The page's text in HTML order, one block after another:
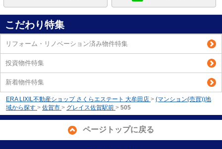
こだわり特集
リフォーム・リノベーション済み物件特集
投資物件特集
新着物件特集
ERA LIXIL不動産ショップ さくらエステート 大牟田店 > (マンション(売買))地
域から探す > 佐賀市 > グレイス佐賀駅前 > 505
ページトップに戻る